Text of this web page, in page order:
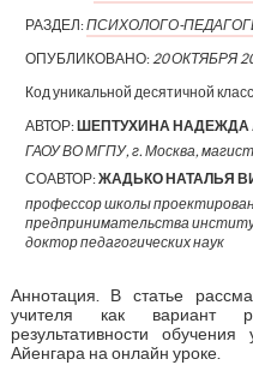
РАЗДЕЛ:ПСИХОЛОГО-
ОПУБЛИКОВАНО: 20 ОКТЯБРЯ
Код уникальной десятичной
АВТОР:ШЕПТУХИНА НАДЕЖДА
ГАОУ ВО МГПУ, г. Москва,
СОАВТОР:ЖАДЬКО НАТАЛЬЯ
профессор школы
предпринимательства
доктор педагогических наук
Аннотация. В статье
учителя как вариант
результативности
Айенгара на онлайн уроке.